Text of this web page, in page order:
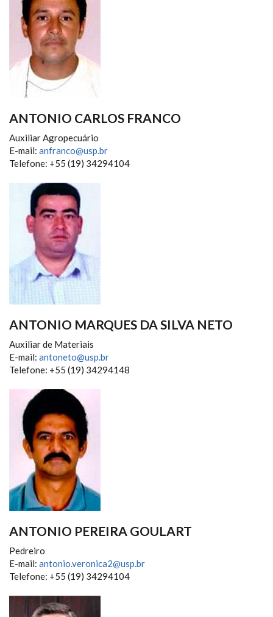
ANTONIO CARLOS FRANCO
Auxiliar Agropecuário
E-mail: anfranco@usp.br
Telefone: +55 (19) 34294104
ANTONIO MARQUES DA SILVA NETO
Auxiliar de Materiais
E-mail: antoneto@usp.br
Telefone: +55 (19) 34294148
ANTONIO PEREIRA GOULART
Pedreiro
E-mail: antonio.veronica2@usp.br
Telefone: +55 (19) 34294104